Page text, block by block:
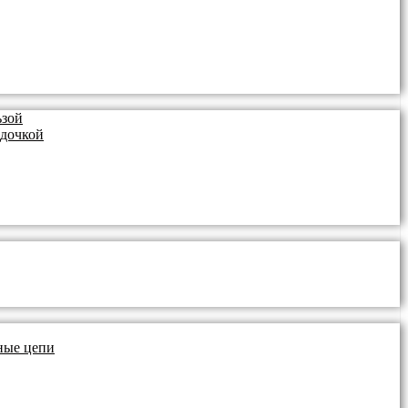
цепи